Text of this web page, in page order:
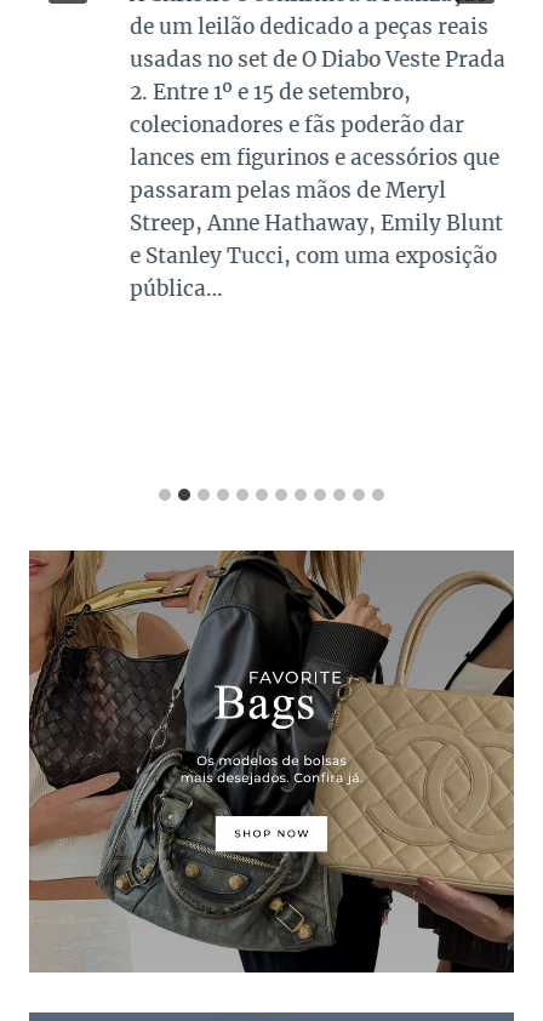
de um leilão dedicado a peças reais
usadas no set de O Diabo Veste Prada
2. Entre 1º e 15 de setembro,
colecionadores e fãs poderão dar
lances em figurinos e acessórios que
passaram pelas mãos de Meryl
Streep, Anne Hathaway, Emily Blunt
e Stanley Tucci, com uma exposição
pública…